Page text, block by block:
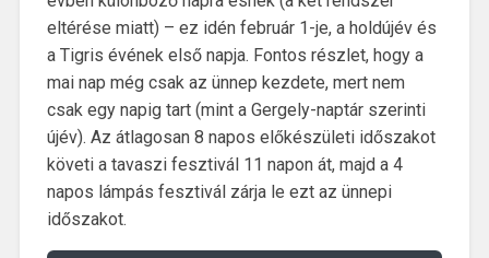
eltérése miatt) – ez idén február 1-je, a holdújév és
a Tigris évének első napja. Fontos részlet, hogy a
mai nap még csak az ünnep kezdete, mert nem
csak egy napig tart (mint a Gergely-naptár szerinti
újév). Az átlagosan 8 napos előkészületi időszakot
követi a tavaszi fesztivál 11 napon át, majd a 4
napos lámpás fesztivál zárja le ezt az ünnepi
időszakot.